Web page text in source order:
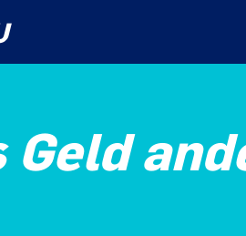
Geld